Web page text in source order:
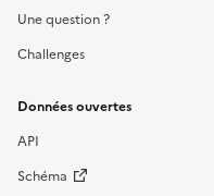
Une question ?
Challenges
Données ouvertes
API
Schéma